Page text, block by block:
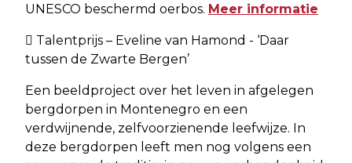
UNESCO beschermd oerbos. Meer informatie
 Talentprijs – Eveline van Hamond - ‘Daar
tussen de Zwarte Bergen’
Een beeldproject over het leven in afgelegen
bergdorpen in Montenegro en een
verdwijnende, zelfvoorzienende leefwijze. In
deze bergdorpen leeft men nog volgens een